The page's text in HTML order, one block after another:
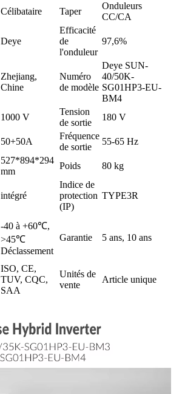
Célibataire Taper
Onduleurs
CC/CA
Deye
Efficacité
de
l'onduleur
97,6%
Zhejiang,
Chine
Numéro
de modèle
Deye SUN-
40/50K-
SG01HP3-EU-
BM4
1000 V
Tension
de sortie
180 V
50+50A
Fréquence
de sortie
55-65 Hz
527*894*294
mm
Poids 80 kg
intégré
Indice de
protection
(IP)
TYPE3R
-40 à +60℃,
>45℃
Déclassement
Garantie 5 ans, 10 ans
ISO, CE,
TUV, CQC,
SAA
Unités de
vente
Article unique